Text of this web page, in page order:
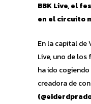
BBK Live, el
en el circuito
En la capital de
Live, uno de
ha ido
creadora de